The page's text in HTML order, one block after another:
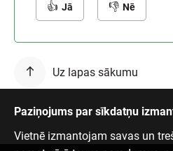
Jā Nē
Uz lapas sākumu
Paziņojums par sīkdatņu
Vietnē izmantojam savas un